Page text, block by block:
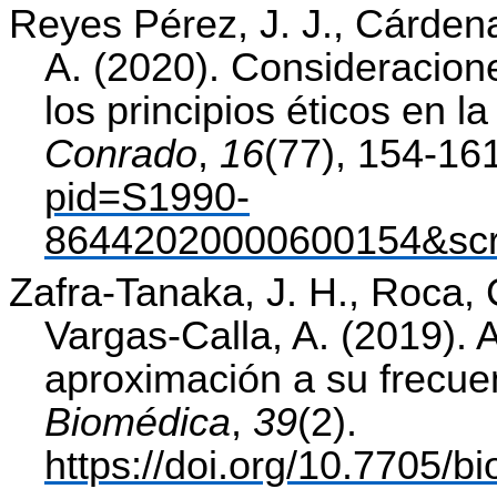
Reyes Pérez, J. J.,
A. (2020).
los principios éticos en
Conrado, 16(77), 154-
pid=S1990-
Zafra-Tanaka, J. H.,
Vargas-Calla, A. (2019).
aproximación a su
Biomédica, 39(2).
https://doi.org/10.7705/